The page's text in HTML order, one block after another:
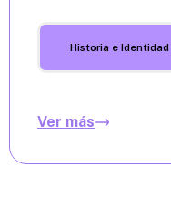
Historia e Identidad
Ver más